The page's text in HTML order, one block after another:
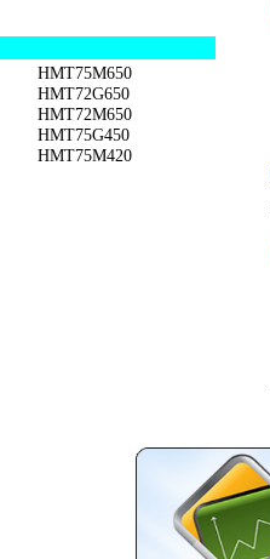
HMT75M650
HMT72G650
HMT72M650
HMT75G450
HMT75M420